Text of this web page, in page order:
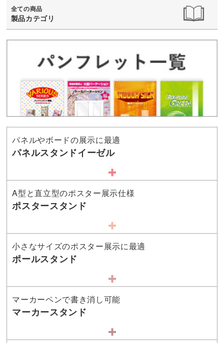
全ての商品
製品カテゴリ
パネルやボードの展示に最適
パネルスタンドイーゼル
A型と直立型のポスター展示仕様
ポスタースタンド
小さなサイズのポスター展示に最適
ポールスタンド
マーカーペンで書き消し可能
マーカースタンド